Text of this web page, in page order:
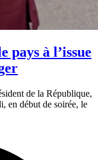
pays à l’issue
de la République,
en début de soirée, le